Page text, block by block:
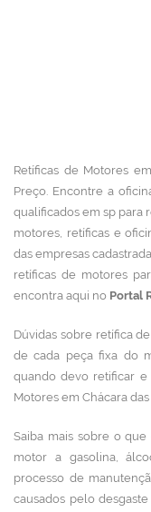
Retíficas de Motores
Preço. Encontre a
qualificados em sp para
motores, retíficas e
das empresas
retíficas de motores
encontra aqui no Portal
Dúvidas sobre retífica
de cada peça fixa do
quando devo retificar e
Motores em Chácara
Saiba mais sobre o
motor a gasolina,
processo de
causados pelo